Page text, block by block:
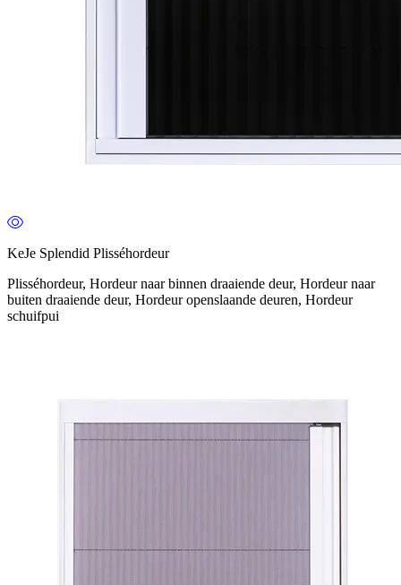
KeJe Splendid Plisséhordeur
Plisséhordeur, Hordeur naar binnen draaiende deur, Hordeur naar
buiten draaiende deur, Hordeur openslaande deuren, Hordeur
schuifpui